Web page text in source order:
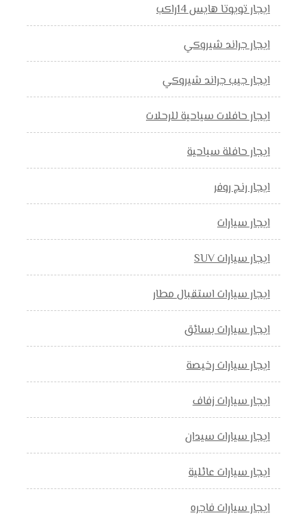
ايجار تويوتا هايس 14راكب
ايجار جراند شيروكي
ايجار جيب جراند شيروكي
ايجار حافلات سياحية للرحلات
ايجار حافلة سياحية
ايجار رنج روفر
ايجار سيارات
ايجار سيارات SUV
ايجار سيارات استقبال مطار
ايجار سيارات بسائق
ايجار سيارات رخيصة
ايجار سيارات زفاف
ايجار سيارات سيدان
ايجار سيارات عائلية
ايجار سيارات فاجره